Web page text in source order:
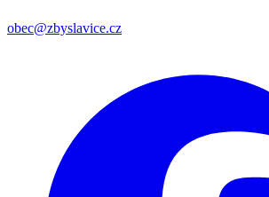
obec@zbyslavice.cz